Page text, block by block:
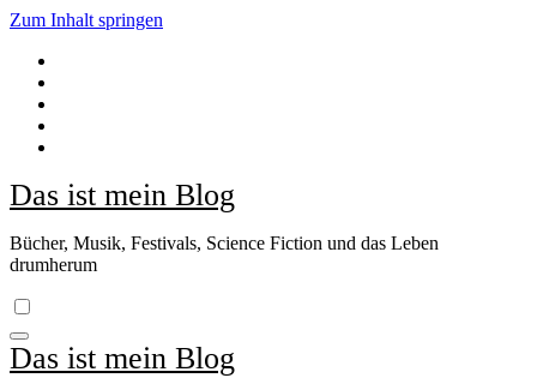
Zum Inhalt springen
Das ist mein Blog
Bücher, Musik, Festivals, Science Fiction und das Leben
drumherum
Das ist mein Blog